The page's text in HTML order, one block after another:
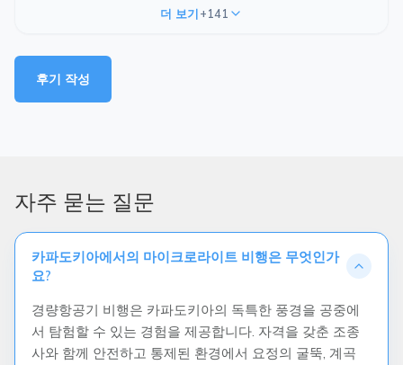
더 보기+141
후기 작성
자주 묻는 질문
카파도키아에서의 마이크로라이트 비행은 무엇인가
요?
경량항공기 비행은 카파도키아의 독특한 풍경을 공중에
서 탐험할 수 있는 경험을 제공합니다. 자격을 갖춘 조종
사와 함께 안전하고 통제된 환경에서 요정의 굴뚝, 계곡